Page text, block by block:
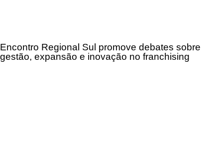
Encontro Regional Sul promove debates sobre
gestão, expansão e inovação no franchising